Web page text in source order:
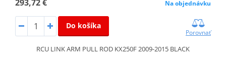
293,72 € Na objednávku
Do košíka
Porovnať
RCU LINK ARM PULL ROD KX250F 2009-2015 BLACK